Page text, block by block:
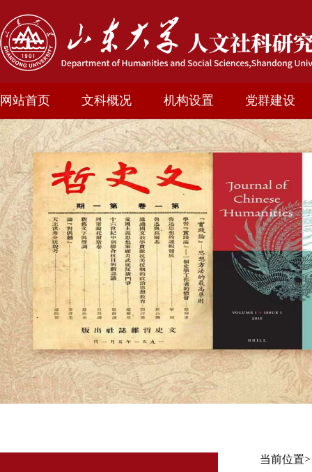
网站首页 文科概况 机构设置 党群建设
当前位置